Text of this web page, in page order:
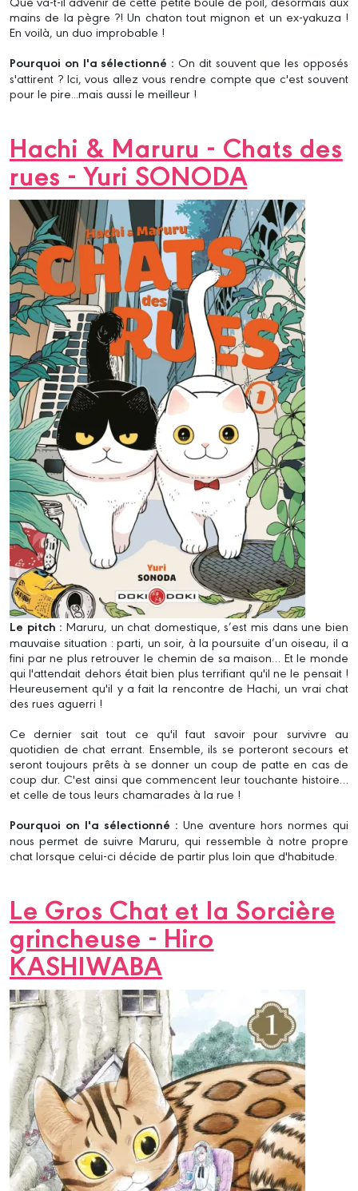
mains de la pègre ?! Un chaton tout mignon et un ex-yakuza !
En voilà, un duo improbable !
Pourquoi on l'a sélectionné : On dit souvent que les opposés
s'attirent ? Ici, vous allez vous rendre compte que c'est souvent
pour le pire...mais aussi le meilleur !
Hachi & Maruru - Chats des
rues - Yuri SONODA
Le pitch : Maruru, un chat domestique, s’est mis dans une bien
mauvaise situation : parti, un soir, à la poursuite d’un oiseau, il a
fini par ne plus retrouver le chemin de sa maison… Et le monde
qui l'attendait dehors était bien plus terrifiant qu'il ne le pensait !
Heureusement qu'il y a fait la rencontre de Hachi, un vrai chat
des rues aguerri !
Ce dernier sait tout ce qu'il faut savoir pour survivre au
quotidien de chat errant. Ensemble, ils se porteront secours et
seront toujours prêts à se donner un coup de patte en cas de
coup dur. C'est ainsi que commencent leur touchante histoire…
et celle de tous leurs chamarades à la rue !
Pourquoi on l'a sélectionné : Une aventure hors normes qui
nous permet de suivre Maruru, qui ressemble à notre propre
chat lorsque celui-ci décide de partir plus loin que d'habitude.
Le Gros Chat et la Sorcière
grincheuse - Hiro
KASHIWABA